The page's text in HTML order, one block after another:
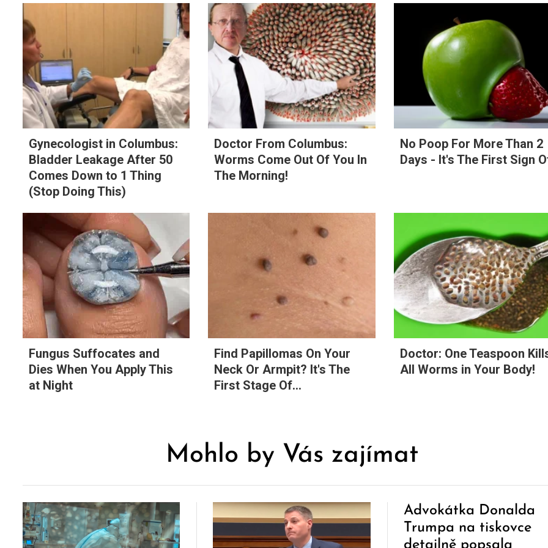
Gynecologist in Columbus:
Bladder Leakage After 50
Comes Down to 1 Thing
(Stop Doing This)
Doctor From Columbus:
Worms Come Out Of You In
The Morning!
No Poop For More Than 2
Days - It's The First Sign
Fungus Suffocates and
Dies When You Apply This
at Night
Find Papillomas On Your
Neck Or Armpit? It's The
First Stage Of...
Doctor: One Teaspoon
All Worms in Your Body!
Mohlo by Vás zajímat
Advokátka Donalda
Trumpa na tiskovce